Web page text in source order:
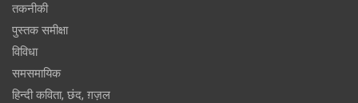
तकनीकी
पुस्‍तक समीक्षा
विविधा
समसमायिक
हिन्दी कविता, छंद, ग़ज़ल